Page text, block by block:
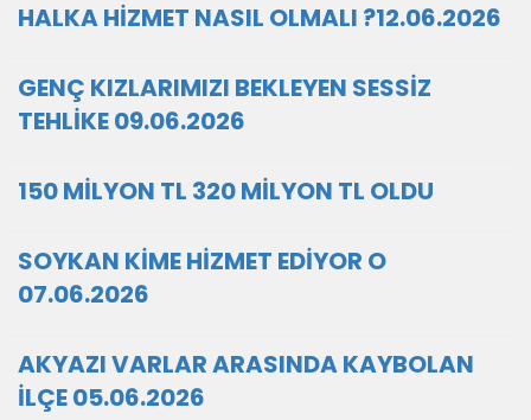
HALKA HİZMET NASIL OLMALI ?12.06.2026
GENÇ KIZLARIMIZI BEKLEYEN SESSİZ
TEHLİKE 09.06.2026
150 MİLYON TL 320 MİLYON TL OLDU
SOYKAN KİME HİZMET EDİYOR O
07.06.2026
AKYAZI VARLAR ARASINDA KAYBOLAN
İLÇE 05.06.2026